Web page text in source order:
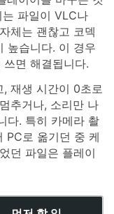
파일이 VLC나
체는 괜찮고 코덱
높습니다. 이 경우
면 해결됩니다.
재생 시간이 0초로
추거나, 소리만 나
다. 특히 카메라 촬
PC로 옮기던 중 케
던 파일은 플레이